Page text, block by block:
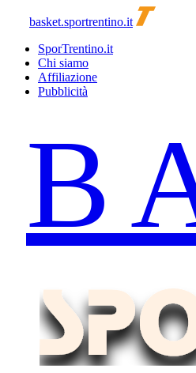
basket.sportrentino.it
SporTrentino.it
Chi siamo
Affiliazione
Pubblicità